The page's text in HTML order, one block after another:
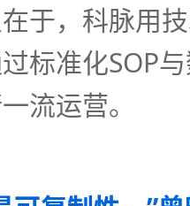
于，科脉用
标准化SOP
流运营。